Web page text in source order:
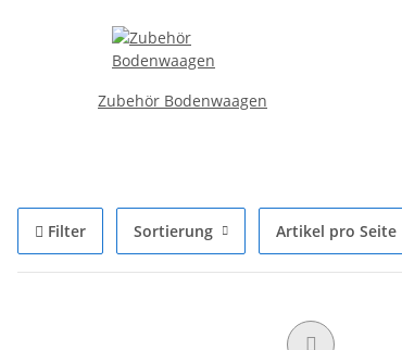
Zubehör Bodenwaagen
Filter Sortierung Artikel pro Seite